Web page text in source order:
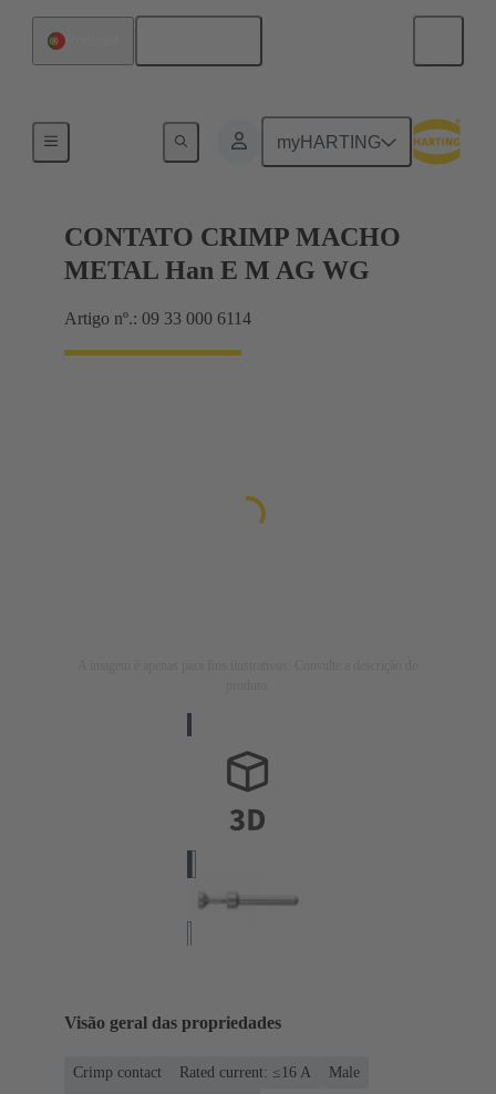
myHARTING
CONTATO CRIMP MACHO
METAL Han E M AG WG
Artigo nº.: 09 33 000 6114
Visão geral das propriedades
Crimp contact Rated current: ≤16 A
Male